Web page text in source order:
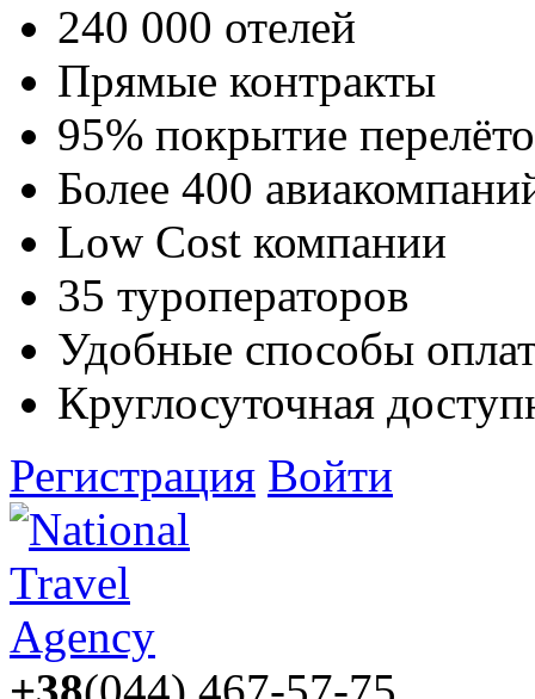
240 000 отелей
Прямые контракты
95% покрытие
Более 400
Low Cost компании
35 туроператоров
Удобные способы
Круглосуточная
Регистрация Войти